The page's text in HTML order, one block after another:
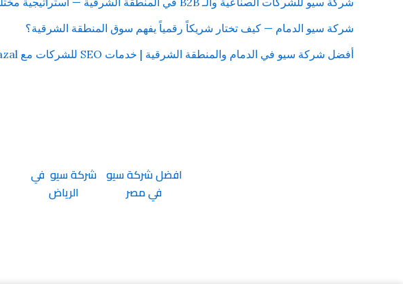
شركة سيو الدمام — كيف تختار شريكاً رقمياً يفهم سوق المنطقة الشرقية؟
أفضل شركة سيو في الدمام والمنطقة الشرقية | خدمات SEO للشركات مع Rapid Gazal
افضل شركة سيو
في مصر
شركة سيو في
الرياض